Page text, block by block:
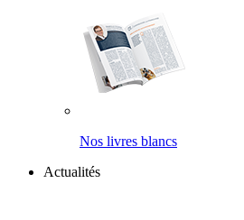
Nos livres blancs
Actualités